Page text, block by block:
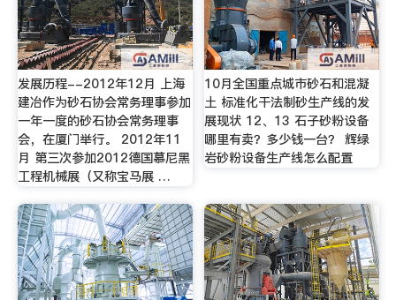
发展历程--2012年12月 上海
建冶作为砂石协会常务理事参加
一年一度的砂石协会常务理事
会，在厦门举行。 2012年11
月 第三次参加2012德国慕尼黑
工程机械展（又称宝马展 …
10月全国重点城市砂石和混凝
土 标准化干法制砂生产线的发
展现状 12、13 石子砂粉设备
哪里有卖？多少钱一台？ 辉绿
岩砂粉设备生产线怎么配置